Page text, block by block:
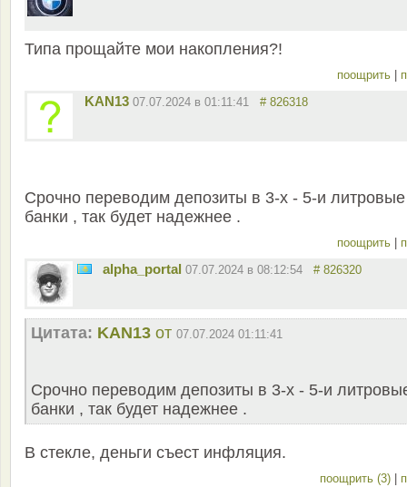
Типа прощайте мои накопления?!
поощрить
KAN13 07.07.2024 в 01:11:41 # 826318
Срочно переводим депозиты в 3-х - 5-и литровые
банки , так будет надежнее .
поощрить
alpha_portal 07.07.2024 в 08:12:54 # 826320
Цитата: KAN13 от 07.07.2024 01:11:41
Срочно переводим депозиты в 3-х - 5-и
банки , так будет надежнее .
В стекле, деньги съест инфляция.
поощрить (3)